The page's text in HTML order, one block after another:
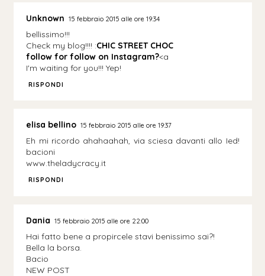
Unknown 15 febbraio 2015 alle ore 19:34
bellissimo!!!
Check my blog!!!! :CHIC STREET CHOC
follow for follow on Instagram?<a
I'm waiting for you!!! Yep!
RISPONDI
elisa bellino 15 febbraio 2015 alle ore 19:37
Eh mi ricordo ahahaahah, via sciesa davanti allo Ied!
bacioni
www.theladycracy.it
RISPONDI
Dania 15 febbraio 2015 alle ore 22:00
Hai fatto bene a propircele stavi benissimo sai?!
Bella la borsa.
Bacio
NEW POST